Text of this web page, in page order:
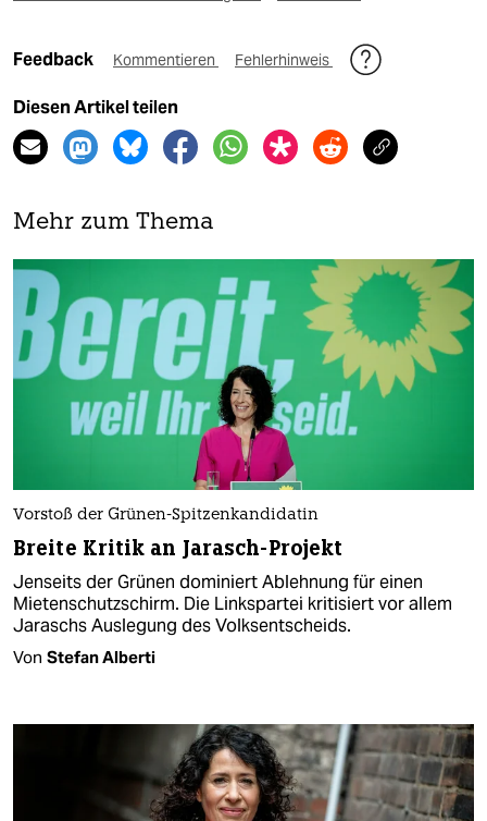
Feedback Kommentieren Fehlerhinweis
Diesen Artikel teilen
Mehr zum Thema
Vorstoß der Grünen-Spitzenkandidatin
Breite Kritik an Jarasch-Projekt
Jenseits der Grünen dominiert Ablehnung für einen
Mietenschutzschirm. Die Linkspartei kritisiert vor allem
Jaraschs Auslegung des Volksentscheids.
Von Stefan Alberti